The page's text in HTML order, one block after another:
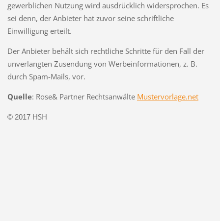
gewerblichen Nutzung wird ausdrücklich widersprochen. Es
sei denn, der Anbieter hat zuvor seine schriftliche
Einwilligung erteilt.
Der Anbieter behält sich rechtliche Schritte für den Fall der
unverlangten Zusendung von Werbeinformationen, z. B.
durch Spam-Mails, vor.
Quelle: Rose& Partner Rechtsanwälte Mustervorlage.net
© 2017 HSH